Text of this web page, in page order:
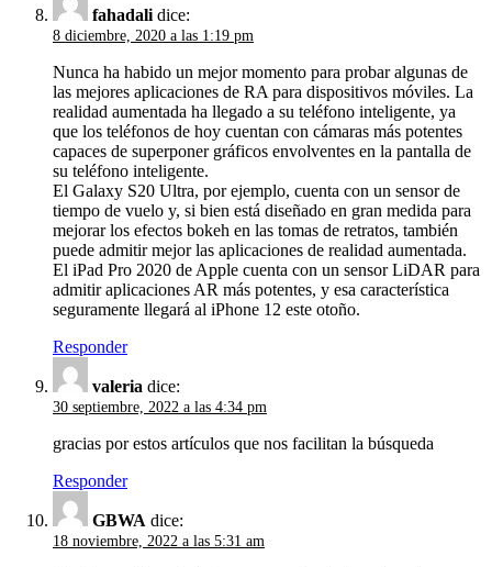
fahadali dice:
8 diciembre, 2020 a las 1:19 pm
Nunca ha habido un mejor momento para probar algunas de
las mejores aplicaciones de RA para dispositivos móviles. La
realidad aumentada ha llegado a su teléfono inteligente, ya
que los teléfonos de hoy cuentan con cámaras más potentes
capaces de superponer gráficos envolventes en la pantalla de
su teléfono inteligente.
El Galaxy S20 Ultra, por ejemplo, cuenta con un sensor de
tiempo de vuelo y, si bien está diseñado en gran medida para
mejorar los efectos bokeh en las tomas de retratos, también
puede admitir mejor las aplicaciones de realidad aumentada.
El iPad Pro 2020 de Apple cuenta con un sensor LiDAR para
admitir aplicaciones AR más potentes, y esa característica
seguramente llegará al iPhone 12 este otoño.
Responder
valeria dice:
30 septiembre, 2022 a las 4:34 pm
gracias por estos artículos que nos facilitan la búsqueda
Responder
GBWA dice:
18 noviembre, 2022 a las 5:31 am